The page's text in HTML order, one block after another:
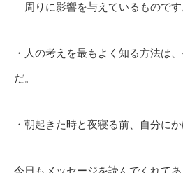
周りに影響を与えているものです
・人の考えを最もよく知る方法は
だ。
・朝起きた時と夜寝る前、自分に